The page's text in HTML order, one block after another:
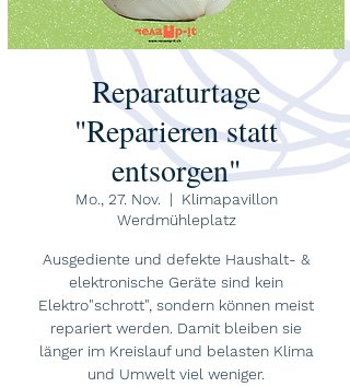
Reparaturtage
"Reparieren statt
entsorgen"
Mo., 27. Nov.
  |
Klimapavillon
Werdmühleplatz
Ausgediente und defekte Haushalt- &
elektronische Geräte sind kein
Elektro"schrott", sondern können meist
repariert werden. Damit bleiben sie
länger im Kreislauf und belasten Klima
und Umwelt viel weniger.